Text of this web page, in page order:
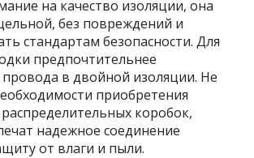
на качество изоляции, она
без повреждений и
стандартам безопасности. Для
предпочтительнее
провода в двойной изоляции. Не
приобретения
коробок,
надежное соединение
от влаги и пыли.